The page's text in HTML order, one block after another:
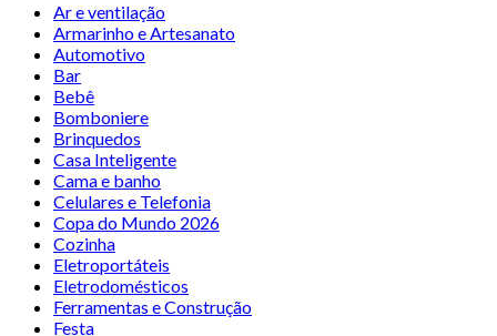
Ar e ventilação
Armarinho e Artesanato
Automotivo
Bar
Bebê
Bomboniere
Brinquedos
Casa Inteligente
Cama e banho
Celulares e Telefonia
Copa do Mundo 2026
Cozinha
Eletroportáteis
Eletrodomésticos
Ferramentas e Construção
Festa